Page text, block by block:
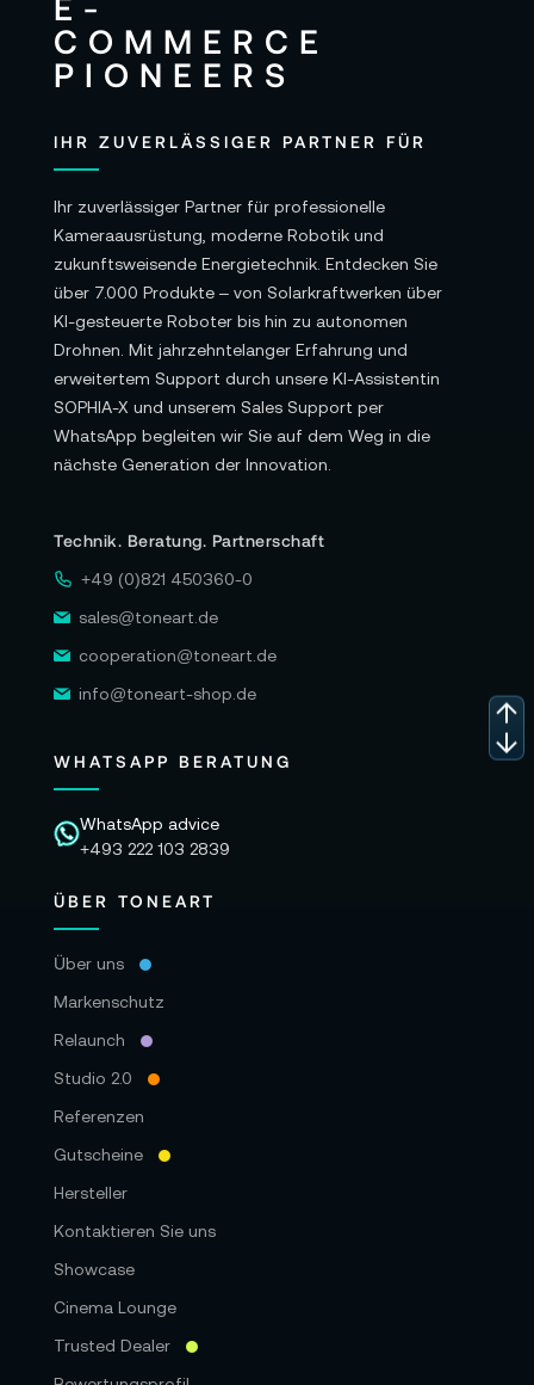
IHR ZUVERLÄSSIGER PARTNER FÜR
Ihr zuverlässiger Partner für professionelle
Kameraausrüstung, moderne Robotik und
zukunftsweisende Energietechnik. Entdecken Sie
über 7.000 Produkte – von Solarkraftwerken über
KI-gesteuerte Roboter bis hin zu autonomen
Drohnen. Mit jahrzehntelanger Erfahrung und
erweitertem Support durch unsere KI-Assistentin
SOPHIA-X und unserem Sales Support per
WhatsApp begleiten wir Sie auf dem Weg in die
nächste Generation der Innovation.
Technik. Beratung. Partnerschaft
+49 (0)821 450360-0
sales@toneart.de
cooperation@toneart.de
info@toneart-shop.de
WHATSAPP BERATUNG
WhatsApp advice
+493 222 103 2839
ÜBER TONEART
Über uns
Markenschutz
Relaunch
Studio 2.0
Referenzen
Gutscheine
Hersteller
Kontaktieren Sie uns
Showcase
Cinema Lounge
Trusted Dealer